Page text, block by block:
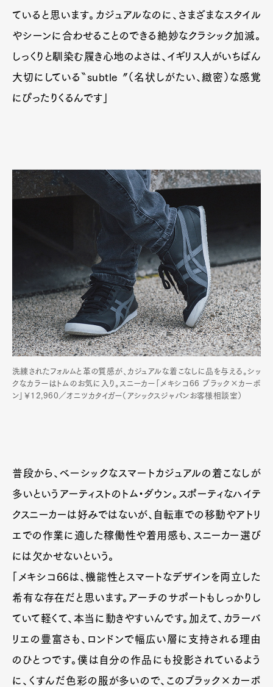
Official Columnist
About
Contact
Pen Meet
ていると思います。カジュアルなのに、さまざまなスタイル
やシーンに合わせることのできる絶妙なクラシック加減。
しっくりと馴染む履き心地のよさは、イギリス人がいちばん
大切にしている〝subtle〞（名状しがたい、緻密）な感覚
にぴったりくるんです」
洗練されたフォルムと革の質感が、カジュアルな着こなしに品を与える。シッ
クなカラーはトムのお気に入り。スニーカー「メキシコ66 ブラック×カーボ
ン」￥12,960／オニツカタイガー（アシックスジャパンお客様相談室）
普段から、ベーシックなスマートカジュアルの着こなしが
多いというアーティストのトム・ダウン。スポーティなハイテ
クスニーカーは好みではないが、自転車での移動やアトリ
エでの作業に適した稼働性や着用感も、スニーカー選び
には欠かせないという。
「メキシコ66は、機能性とスマートなデザインを両立した
希有な存在だと思います。アーチのサポートもしっかりし
ていて軽くて、本当に動きやすいんです。加えて、カラーバ
リエの豊富さも、ロンドンで幅広い層に支持される理由
のひとつです。僕は自分の作品にも投影されているよう
に、くすんだ色彩の服が多いので、このブラック×カーボ